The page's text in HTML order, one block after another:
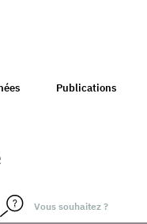
Publications